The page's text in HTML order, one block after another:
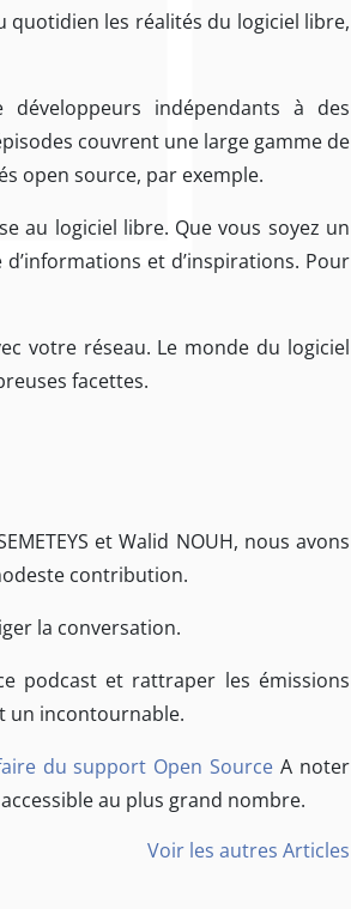
quotidien les réalités du logiciel libre,
indépendants à des
couvrent une large gamme de
open source, par exemple.
au logiciel libre. Que vous soyez un
et d’inspirations. Pour
votre réseau. Le monde du logiciel
facettes.
et Walid NOUH, nous avons
contribution.
la conversation.
podcast et rattraper les émissions
un incontournable.
du support Open Source A noter
au plus grand nombre.
Voir les autres Articles